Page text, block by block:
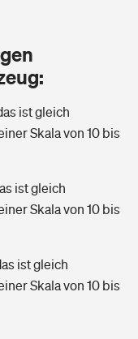
ist gleich
Skala von 10 bis
ist gleich
Skala von 10 bis
ist gleich
Skala von 10 bis